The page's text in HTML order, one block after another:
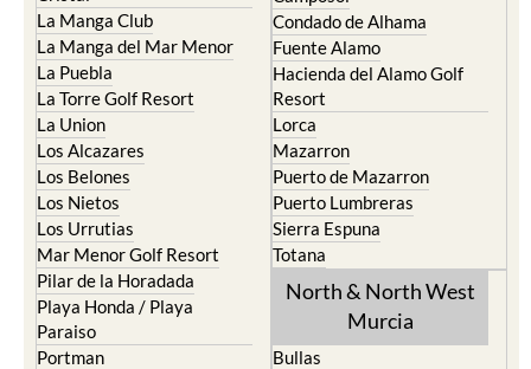
La Manga Club
La Manga del Mar Menor
La Puebla
La Torre Golf Resort
La Union
Los Alcazares
Los Belones
Los Nietos
Los Urrutias
Mar Menor Golf Resort
Pilar de la Horadada
Playa Honda / Playa
Paraiso
Portman
Condado de Alhama
Fuente Alamo
Hacienda del Alamo Golf
Resort
Lorca
Mazarron
Puerto de Mazarron
Puerto Lumbreras
Sierra Espuna
Totana
North & North West
Murcia
Bullas